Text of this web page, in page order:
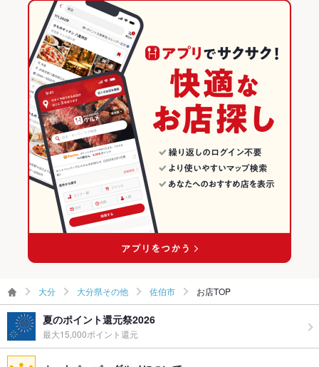
ェクタ
その他設備 －
その他
飲み放題 あり ：人数・ご利用コースによる。
食べ放題 なし
日本酒充実
お子様連れ お子様連れ歓迎
－
お祝い・サ
プライズ対
備考 －
大分 × 和食
大分 × 日本料理・懐石・割烹
大分の日本料理・懐石・割烹ランキング
大分県その他のグルメランキング
大分県その他の和食ランキング
佐伯市のグルメランキング
大分 大分県その他 佐伯市 お店TOP
夏のポイント還元祭2026
最大15,000ポイント還元